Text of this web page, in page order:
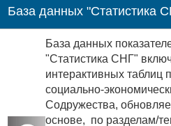
База данных "Статистика
База данных
"Статистика СНГ"
интерактивных таблиц
социально-
Содружества,
основе, по разделам/